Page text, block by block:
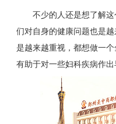
不少的人还是想了解这
们对自身的健康问题也是
是越来越重视，都想做一
有助于对一些妇科疾病作出